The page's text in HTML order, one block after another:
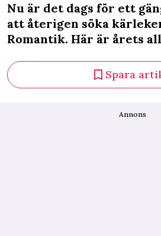
Nu är det dags för ett
att återigen söka
Romantik. Här är årets
Spara
Annons